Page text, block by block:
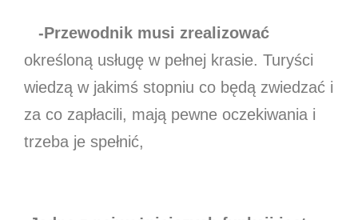
-Przewodnik musi zrealizować
określoną usługę w pełnej krasie. Turyści
wiedzą w jakimś stopniu co będą zwiedzać i
za co zapłacili, mają pewne oczekiwania i
trzeba je spełnić,